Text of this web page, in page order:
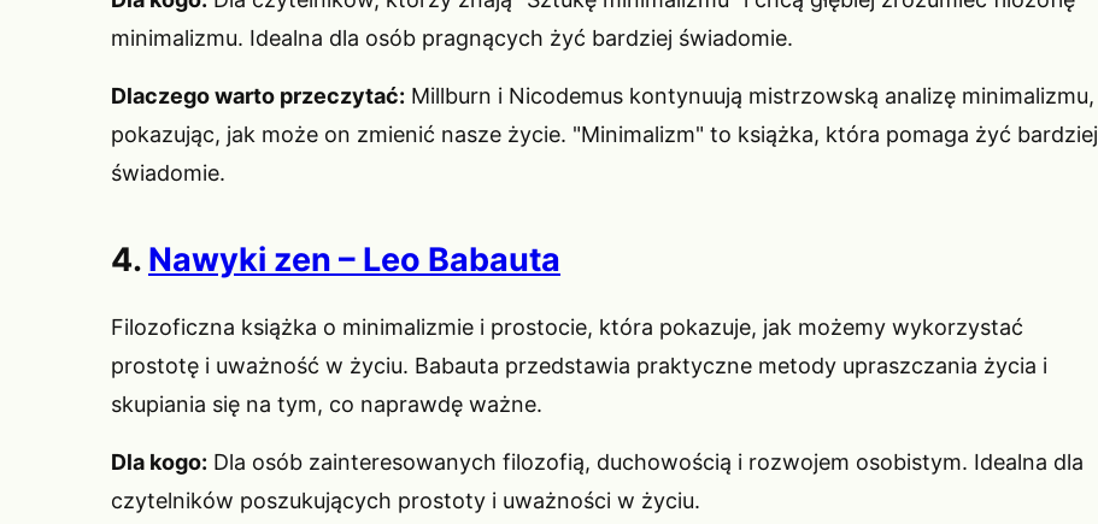
minimalizmu. Idealna dla osób pragnących żyć bardziej świadomie.
Dlaczego warto przeczytać: Millburn i Nicodemus kontynuują mistrzowską analizę minimalizmu,
pokazując, jak może on zmienić nasze życie. "Minimalizm" to książka, która pomaga żyć bardziej
świadomie.
4. Nawyki zen – Leo Babauta
Filozoficzna książka o minimalizmie i prostocie, która pokazuje, jak możemy wykorzystać
prostotę i uważność w życiu. Babauta przedstawia praktyczne metody upraszczania życia i
skupiania się na tym, co naprawdę ważne.
Dla kogo: Dla osób zainteresowanych filozofią, duchowością i rozwojem osobistym. Idealna dla
czytelników poszukujących prostoty i uważności w życiu.